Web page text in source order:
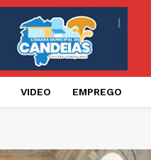
VIDEO EMPREGO